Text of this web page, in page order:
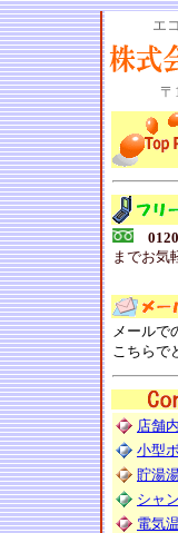
エ
までお気
メールで
こちらで
店舗
小型
貯湯
シャ
電気